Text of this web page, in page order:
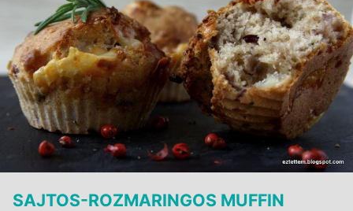
SAJTOS-ROZMARINGOS MUFFIN